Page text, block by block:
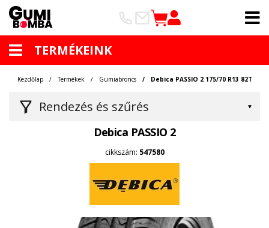
TERMÉKEINK
Rendezés és szűrés
Kezdőlap Termékek Gumiabroncs Debica PASSIO 2 175/70 R13 82T
Debica PASSIO 2
cikkszám: 547580